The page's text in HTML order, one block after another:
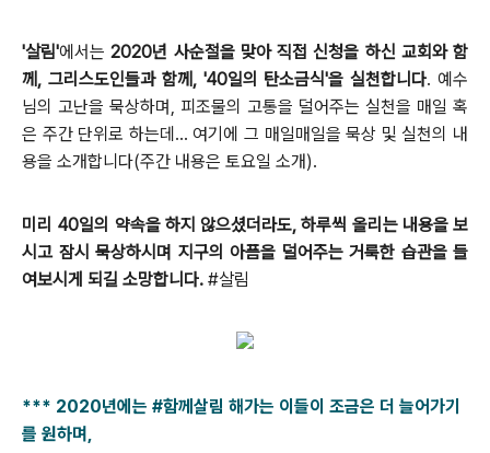
'살림'에서는2020년 사순절을 맞아 직접 신청을 하신 교회와 함
께, 그리스도인들과 함께, '40일의 탄소금식'을 실천합니다. 예수
님의 고난을 묵상하며, 피조물의 고통을 덜어주는 실천을 매일 혹
은 주간 단위로 하는데... 여기에 그 매일매일을 묵상 및 실천의 내
용을 소개합니다(주간 내용은 토요일 소개).
미리 40일의 약속을 하지 않으셨더라도, 하루씩 올리는 내용을 보
시고 잠시 묵상하시며 지구의 아픔을 덜어주는 거룩한 습관을 들
여보시게 되길 소망합니다. #살림
*** 2020년에는 #함께살림 해가는 이들이 조금은 더 늘어가기
를 원하며,